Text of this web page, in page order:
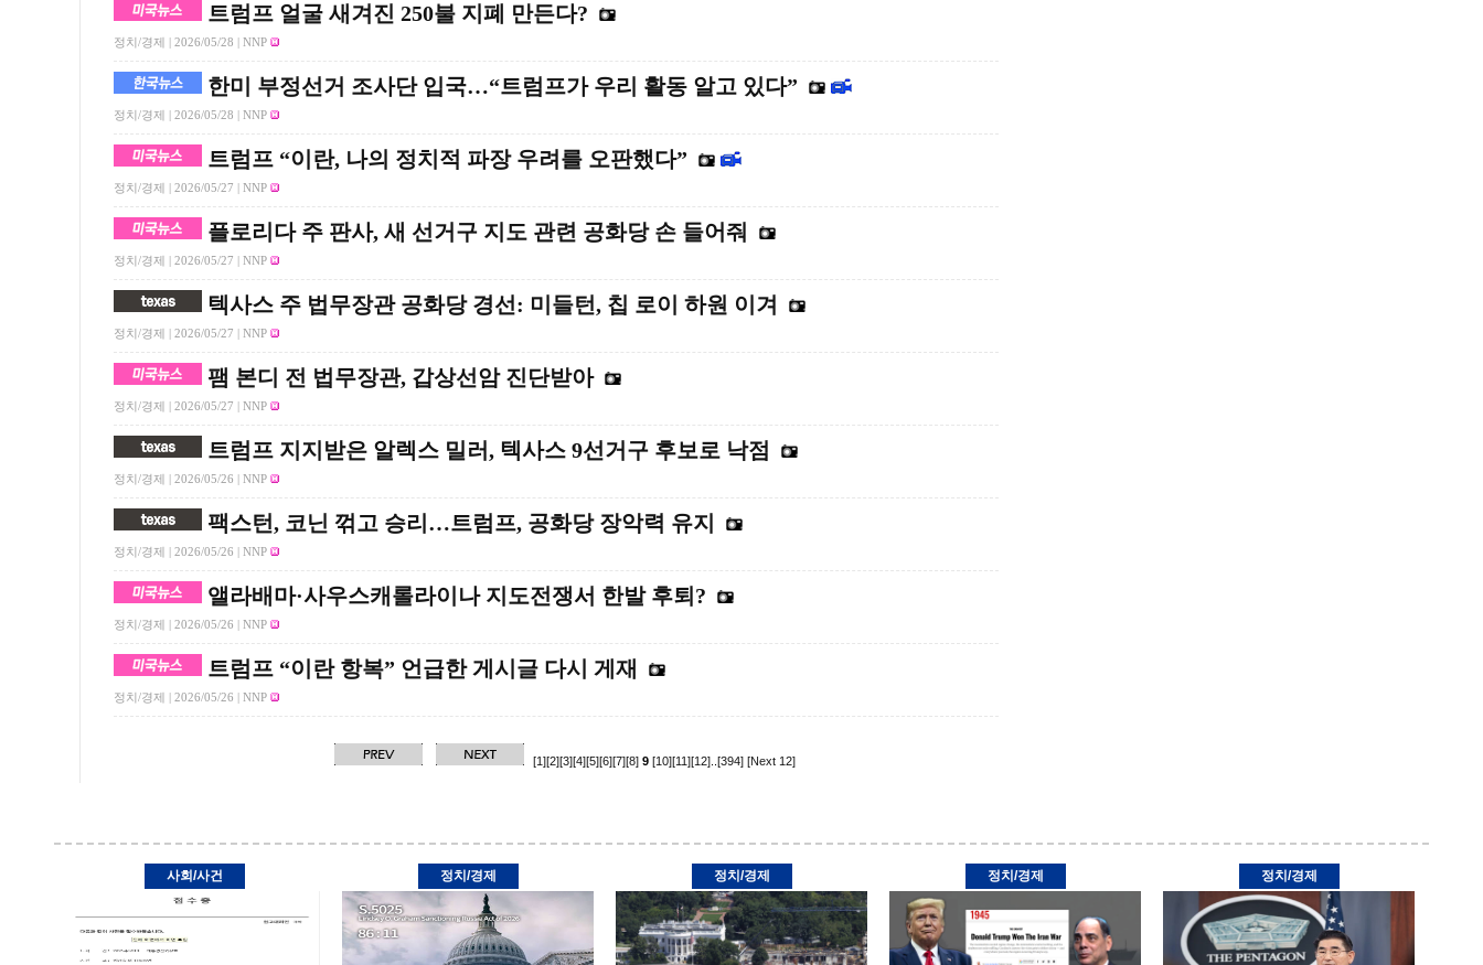
트럼프 얼굴 새겨진 250불 지폐 만든다?
정치/경제 | 2026/05/28 | NNP
한미 부정선거 조사단 입국…“트럼프가 우리 활동 알고 있다”
정치/경제 | 2026/05/28 | NNP
트럼프 “이란, 나의 정치적 파장 우려를 오판했다”
정치/경제 | 2026/05/27 | NNP
플로리다 주 판사, 새 선거구 지도 관련 공화당 손 들어줘
정치/경제 | 2026/05/27 | NNP
텍사스 주 법무장관 공화당 경선: 미들턴, 칩 로이 하원 이겨
정치/경제 | 2026/05/27 | NNP
팸 본디 전 법무장관, 갑상선암 진단받아
정치/경제 | 2026/05/27 | NNP
트럼프 지지받은 알렉스 밀러, 텍사스 9선거구 후보로 낙점
정치/경제 | 2026/05/26 | NNP
팩스턴, 코닌 꺾고 승리…트럼프, 공화당 장악력 유지
정치/경제 | 2026/05/26 | NNP
앨라배마·사우스캐롤라이나 지도전쟁서 한발 후퇴?
정치/경제 | 2026/05/26 | NNP
트럼프 “이란 항복” 언급한 게시글 다시 게재
정치/경제 | 2026/05/26 | NNP
[1][2][3][4][5][6][7][8] 9 [10][11][12] [394] [Next 12]
사회/사건 정치/경제 정치/경제 정치/경제 정치/경제